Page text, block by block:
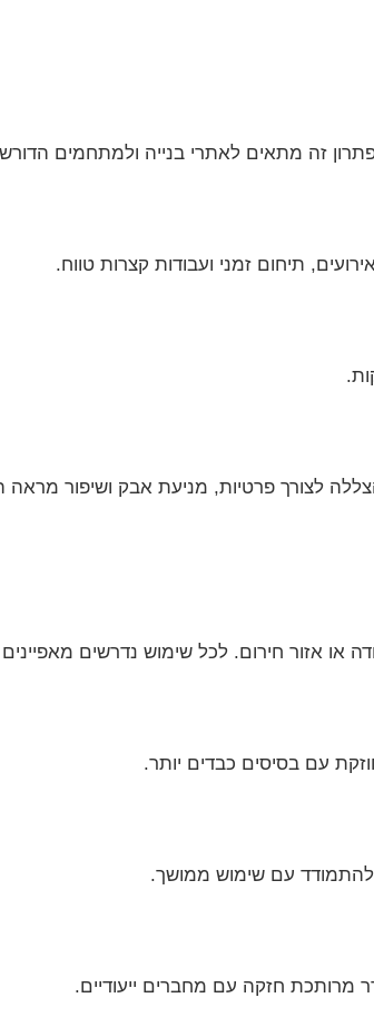
זה מתאים לאתרי בנייה ולמתחמים
תיחום זמני ועבודות קצרות טווח.
לצורך פרטיות, מניעת אבק ושיפור
או אזור חירום. לכל שימוש נדרשים מאפיינים
עם בסיסים כבדים יותר.
להתמודד עם שימוש ממושך.
מרותכת חזקה עם מחברים ייעודיים.